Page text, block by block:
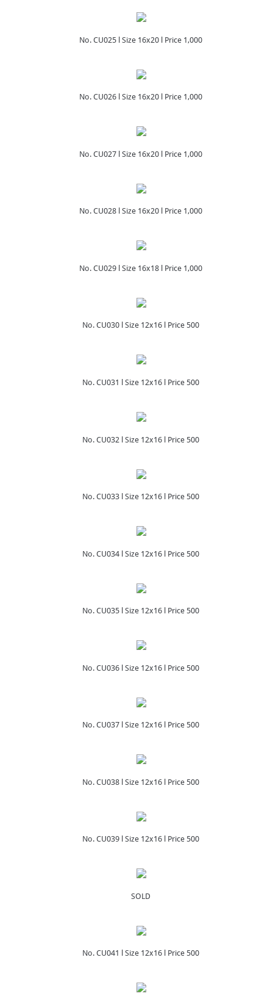
No. CU025 l Size 16x20 l Price 1,000
No. CU026 l Size 16x20 l Price 1,000
No. CU027 l Size 16x20 l Price 1,000
No. CU028 l Size 16x20 l Price 1,000
No. CU029 l Size 16x18 l Price 1,000
No. CU030 l Size 12x16 l Price 500
No. CU031 l Size 12x16 l Price 500
No. CU032 l Size 12x16 l Price 500
No. CU033 l Size 12x16 l Price 500
No. CU034 l Size 12x16 l Price 500
No. CU035 l Size 12x16 l Price 500
No. CU036 l Size 12x16 l Price 500
No. CU037 l Size 12x16 l Price 500
No. CU038 l Size 12x16 l Price 500
No. CU039 l Size 12x16 l Price 500
SOLD
No. CU041 l Size 12x16 l Price 500